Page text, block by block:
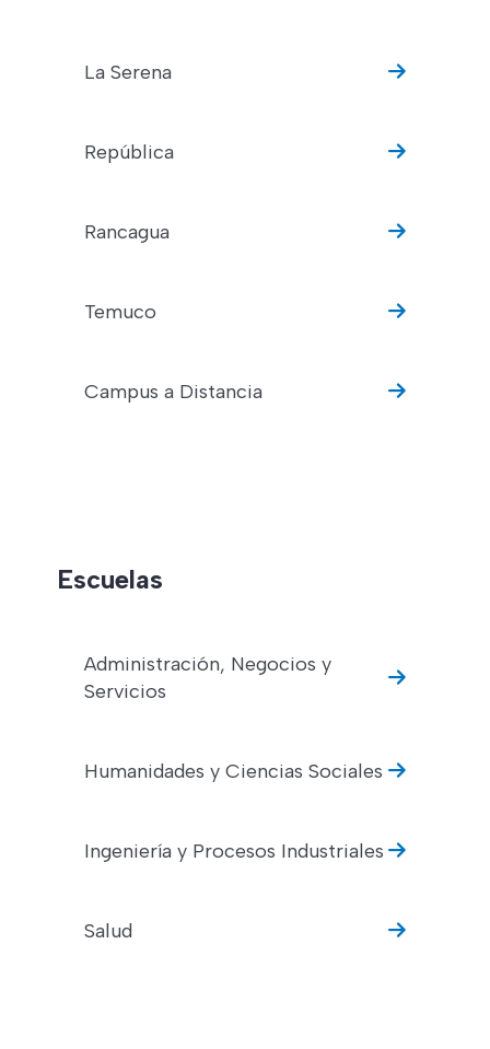
La Serena
República
Rancagua
Temuco
Campus a Distancia
Escuelas
Administración, Negocios y
Servicios
Humanidades y Ciencias Sociales
Ingeniería y Procesos Industriales
Salud